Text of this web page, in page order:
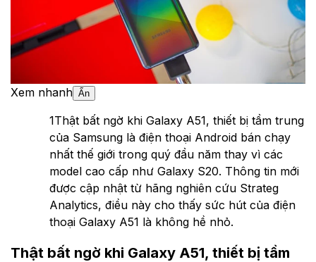
Xem nhanh Ẩn
1Thật bất ngờ khi Galaxy A51, thiết bị tầm trung
của Samsung là điện thoại Android bán chạy
nhất thế giới trong quý đầu năm thay vì các
model cao cấp như Galaxy S20. Thông tin mới
được cập nhật từ hãng nghiên cứu Strateg
Analytics, điều này cho thấy sức hút của điện
thoại Galaxy A51 là không hề nhỏ.
Thật bất ngờ khi Galaxy A51, thiết bị tầm